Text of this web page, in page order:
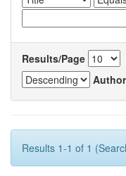
Results/Page
Results 1-1 of 1